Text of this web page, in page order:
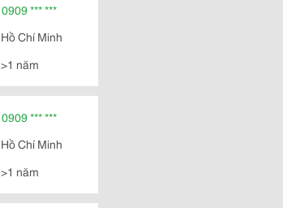
0909 *** ***
Hồ Chí Minh
>1 năm
0909 *** ***
Hồ Chí Minh
>1 năm